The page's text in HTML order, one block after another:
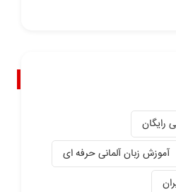
رایگان
آموزش زبان آلمانی حرفه ای